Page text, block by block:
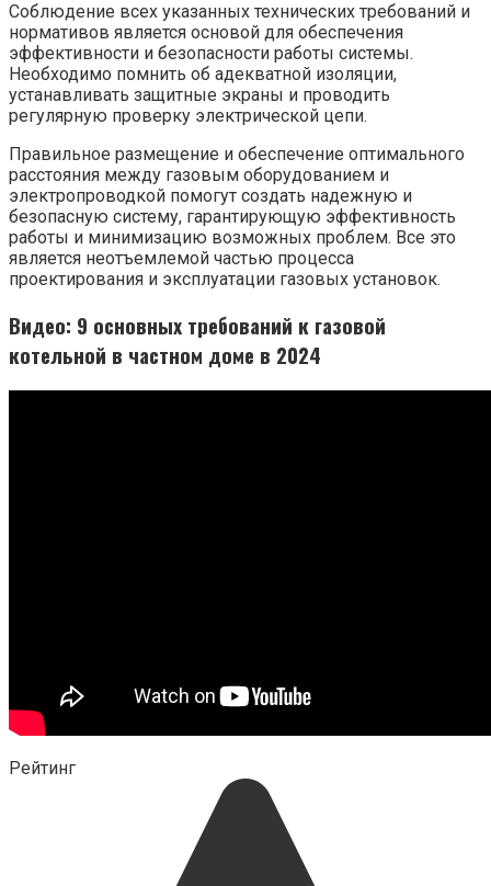
Соблюдение всех указанных технических требований и
нормативов является основой для обеспечения
эффективности и безопасности работы системы.
Необходимо помнить об адекватной изоляции,
устанавливать защитные экраны и проводить
регулярную проверку электрической цепи.
Правильное размещение и обеспечение оптимального
расстояния между газовым оборудованием и
электропроводкой помогут создать надежную и
безопасную систему, гарантирующую эффективность
работы и минимизацию возможных проблем. Все это
является неотъемлемой частью процесса
проектирования и эксплуатации газовых установок.
Видео: 9 основных требований к газовой
котельной в частном доме в 2024
Рейтинг